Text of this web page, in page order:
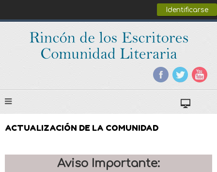
Identificarse
ACTUALIZACIÓN DE LA COMUNIDAD
Aviso Importante: